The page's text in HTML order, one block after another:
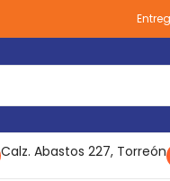
Calz. Abastos 227, Torreón